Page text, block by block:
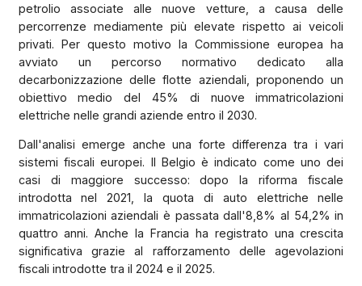
petrolio associate alle nuove vetture, a causa delle
percorrenze mediamente più elevate rispetto ai veicoli
privati. Per questo motivo la Commissione europea ha
avviato un percorso normativo dedicato alla
decarbonizzazione delle flotte aziendali, proponendo un
obiettivo medio del 45% di nuove immatricolazioni
elettriche nelle grandi aziende entro il 2030.
Dall'analisi emerge anche una forte differenza tra i vari
sistemi fiscali europei. Il Belgio è indicato come uno dei
casi di maggiore successo: dopo la riforma fiscale
introdotta nel 2021, la quota di auto elettriche nelle
immatricolazioni aziendali è passata dall'8,8% al 54,2% in
quattro anni. Anche la Francia ha registrato una crescita
significativa grazie al rafforzamento delle agevolazioni
fiscali introdotte tra il 2024 e il 2025.